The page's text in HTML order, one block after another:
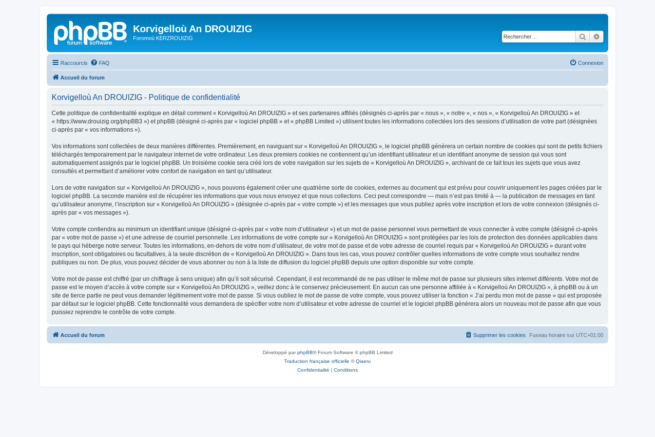
Korvigelloù An DROUIZIG
Foromoù KERZROUIZIG Rechercher
Raccourcis FAQ Connexion
Accueil du forum
Korvigelloù An DROUIZIG - Politique de confidentialité
Cette politique de confidentialité explique en détail comment « Korvigelloù An DROUIZIG » et ses partenaires affiliés (désignés ci-après par « nous », « notre », « nos », « Korvigelloù An DROUIZIG » et
« https://www.drouizig.org/phpBB3 ») et phpBB (désigné ci-après par « logiciel phpBB » et « phpBB Limited ») utilisent toutes les informations collectées lors des sessions d’utilisation de votre part (désignées
ci-après par « vos informations »).
Vos informations sont collectées de deux manières différentes. Premièrement, en naviguant sur « Korvigelloù An DROUIZIG », le logiciel phpBB génèrera un certain nombre de cookies qui sont de petits fichiers
téléchargés temporairement par le navigateur internet de votre ordinateur. Les deux premiers cookies ne contiennent qu’un identifiant utilisateur et un identifiant anonyme de session qui vous sont
automatiquement assignés par le logiciel phpBB. Un troisième cookie sera créé lors de votre navigation sur les sujets de « Korvigelloù An DROUIZIG », archivant de ce fait tous les sujets que vous avez
consultés et permettant d’améliorer votre confort de navigation en tant qu’utilisateur.
Lors de votre navigation sur « Korvigelloù An DROUIZIG », nous pouvons également créer une quatrième sorte de cookies, externes au document qui est prévu pour couvrir uniquement les pages créées par le
logiciel phpBB. La seconde manière est de récupérer les informations que vous nous envoyez et que nous collectons. Ceci peut correspondre — mais n’est pas limité à — la publication de messages en tant
qu’utilisateur anonyme, l’inscription sur « Korvigelloù An DROUIZIG » (désignée ci-après par « votre compte ») et les messages que vous publiez après votre inscription et lors de votre connexion (désignés ci-
après par « vos messages »).
Votre compte contiendra au minimum un identifiant unique (désigné ci-après par « votre nom d’utilisateur ») et un mot de passe personnel vous permettant de vous connecter à votre compte (désigné ci-après
par « votre mot de passe ») et une adresse de courriel personnelle. Les informations de votre compte sur « Korvigelloù An DROUIZIG » sont protégées par les lois de protection des données applicables dans
le pays qui héberge notre serveur. Toutes les informations, en-dehors de votre nom d’utilisateur, de votre mot de passe et de votre adresse de courriel requis par « Korvigelloù An DROUIZIG » durant votre
inscription, sont obligatoires ou facultatives, à la seule discrétion de « Korvigelloù An DROUIZIG ». Dans tous les cas, vous pouvez contrôler quelles informations de votre compte vous souhaitez rendre
publiques ou non. De plus, vous pouvez décider de vous abonner ou non à la liste de diffusion du logiciel phpBB depuis une option disponible sur votre compte.
Votre mot de passe est chiffré (par un chiffrage à sens unique) afin qu’il soit sécurisé. Cependant, il est recommandé de ne pas utiliser le même mot de passe sur plusieurs sites internet différents. Votre mot de
passe est le moyen d’accès à votre compte sur « Korvigelloù An DROUIZIG », veillez donc à le conservez précieusement. En aucun cas une personne affiliée à « Korvigelloù An DROUIZIG », à phpBB ou à un
site de tierce partie ne peut vous demander légitimement votre mot de passe. Si vous oubliez le mot de passe de votre compte, vous pouvez utiliser la fonction « J’ai perdu mon mot de passe » qui est proposée
par défaut sur le logiciel phpBB. Cette fonctionnalité vous demandera de spécifier votre nom d’utilisateur et votre adresse de courriel et le logiciel phpBB générera alors un nouveau mot de passe afin que vous
puissiez reprendre le contrôle de votre compte.
Accueil du forum Fuseau horaire sur UTC+01:00
Supprimer les cookies
Développé parphpBB® Forum Software © phpBB Limited
Traduction française officielle ©Qiaeru
Confidentialité | Conditions